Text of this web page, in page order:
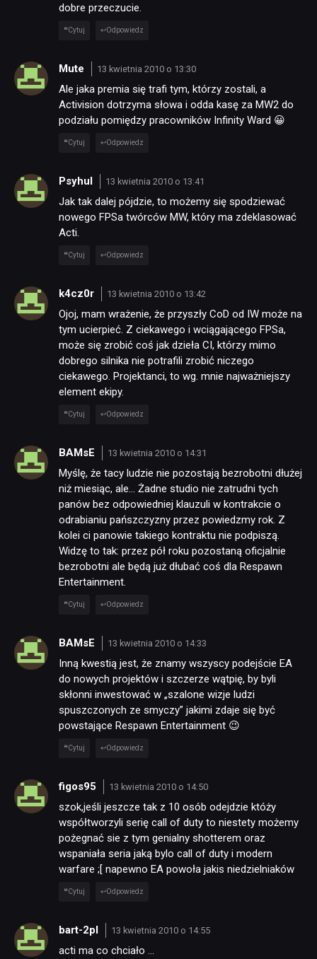
NEWSY
RECENZJE
PUBLICYSTYKA
RETRO
TECHNOLOGIE
DYSKUSJE
JUŻ GRALIŚMY
SKLEP
dobre przeczucie.
Cytuj Odpowiedz
Mute 13 kwietnia 2010 o 13:30
Ale jaka premia się trafi tym, którzy zostali, a
Activision dotrzyma słowa i odda kasę za MW2 do
podziału pomiędzy pracowników Infinity Ward 😀
Cytuj Odpowiedz
Psyhul 13 kwietnia 2010 o 13:41
Jak tak dalej pójdzie, to możemy się spodziewać
nowego FPSa twórców MW, który ma zdeklasować
Acti.
Cytuj Odpowiedz
k4cz0r 13 kwietnia 2010 o 13:42
Ojoj, mam wrażenie, że przyszły CoD od IW może na
tym ucierpieć. Z ciekawego i wciągającego FPSa,
może się zrobić coś jak dzieła CI, którzy mimo
dobrego silnika nie potrafili zrobić niczego
ciekawego. Projektanci, to wg. mnie najważniejszy
element ekipy.
Cytuj Odpowiedz
BAMsE 13 kwietnia 2010 o 14:31
Myślę, że tacy ludzie nie pozostają bezrobotni dłużej
niż miesiąc, ale… Żadne studio nie zatrudni tych
panów bez odpowiedniej klauzuli w kontrakcie o
odrabianiu pańszczyzny przez powiedzmy rok. Z
kolei ci panowie takiego kontraktu nie podpiszą.
Widzę to tak: przez pół roku pozostaną oficjalnie
bezrobotni ale będą już dłubać coś dla Respawn
Entertainment.
Cytuj Odpowiedz
BAMsE 13 kwietnia 2010 o 14:33
Inną kwestią jest, że znamy wszyscy podejście EA
do nowych projektów i szczerze wątpię, by byli
skłonni inwestować w „szalone wizje ludzi
spuszczonych ze smyczy” jakimi zdaje się być
powstające Respawn Entertainment 😉
Cytuj Odpowiedz
figos95 13 kwietnia 2010 o 14:50
szok,jeśli jeszcze tak z 10 osób odejdzie któży
współtworzyli serię call of duty to niestety możemy
pożegnać sie z tym genialny shotterem oraz
wspaniała seria jaką bylo call of duty i modern
warfare ;[ napewno EA powoła jakis niedzielniaków
Cytuj Odpowiedz
bart-2pl 13 kwietnia 2010 o 14:55
acti ma co chciało …